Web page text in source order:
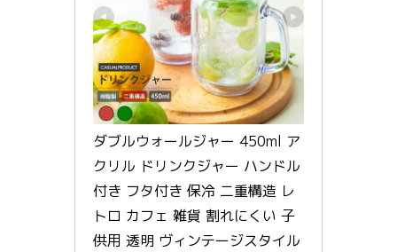
ダブルウォールジャー 450ml ア
クリル ドリンクジャー ハンドル
付き フタ付き 保冷 二重構造 レ
トロ カフェ 雑貨 割れにくい 子
供用 透明 ヴィンテージスタイル